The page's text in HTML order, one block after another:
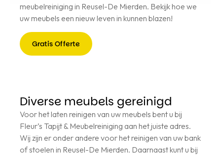
meubelreiniging in Reusel-De Mierden. Bekijk hoe we
uw meubels een nieuw leven in kunnen blazen!
Gratis Offerte
Diverse meubels gereinigd
Voor het laten reinigen van uw meubels bent u bij
Fleur’s Tapijt & Meubelreiniging aan het juiste adres.
Wij zijn er onder andere voor het reinigen van uw bank
of stoelen in Reusel-De Mierden. Daarnaast kunt u bij